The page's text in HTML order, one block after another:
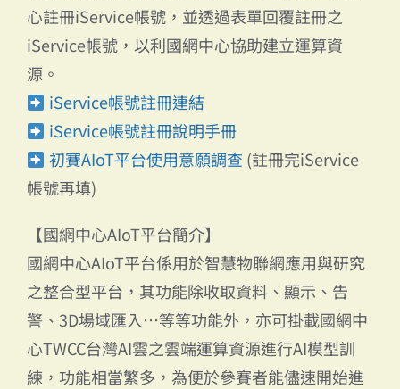
心註冊iService帳號，並透過表單回覆註冊之
iService帳號，以利國網中心協助建立運算資
源。
iService帳號註冊連結
iService帳號註冊說明手冊
初賽AIoT平台使用意願調查 (註冊完iService
帳號再填)
【國網中心AIoT平台簡介】
國網中心AIoT平台係用於智慧物聯網應用與研究
之整合型平台，其功能除收取資料、顯示、告
警、3D場域匯入…等等功能外，亦可掛載國網中
心TWCC台灣AI雲之雲端運算資源進行AI模型訓
練，功能相當繁多，為便於參賽者能儘速開始進